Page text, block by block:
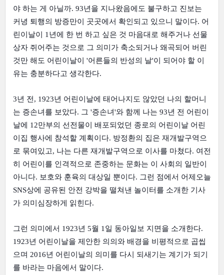
야 하는 게 아닐까. 93년을 지나왔음에도 불구하고 진보는
커녕 퇴행의 방증만이 곳곳에서 확인되고 있으니 말이다. 어
린이날이 1년에 한 번 하고 싶은 것 마음대로 해주거나 선물
상자 쥐어주는 것으로 그 의미가 축소되거나 왜곡되어 버린
것만 해도 어린이날이 '어른들의 반성의 날'이 되어야 할 이
유는 충분하다고 생각한다.
3년 전, 1923년 어린이날에 태어나지도 않았던 나의 할머니
는 증손녀를 보았다. 그 '증손녀'와 함께 나는 93년 전 어린이
날에 12만부의 선전물이 배포되었던 종로의 어린이날 어린
이집 행사에 참석할 계획이다. 방정환의 집은 재개발구역으
로 묶여있고, 나는 다른 재개발구역으로 이사를 마쳤다. 여전
히 어린이를 인격적으로 존중하는 문화는 이 사회의 일반이
아니다. 보호와 훈육의 대상일 뿐이다. 그런 점에서 어제오늘
SNS상에 공유된 안전 강박을 떨쳐낸 놀이터를 소개한 기사
가 의미심장하게 읽힌다.
그런 의미에서 1923년 5월 1일 동아일보 지면을 소개한다.
1923년 어린이날을 제안한 의의와 배경을 비평적으로 곱씹
으며 2016년 어린이날의 의미를 다시 되새기는 계기가 되기
를 바라는 마음에서 말이다.